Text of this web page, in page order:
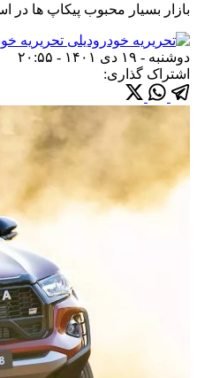
بازار بسیار محبوب پیکاپ ها در
تحریریه
دوشنبه - ۱۹ دی ۱۴۰۱ - ۲۰:۵۵
اشتراک گذاری: